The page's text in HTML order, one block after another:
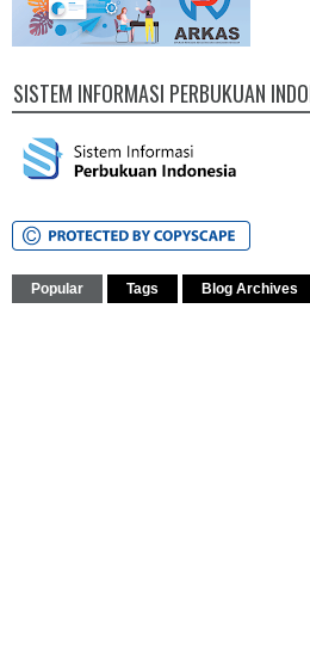
SISTEM INFORMASI PERBUKUAN
Popular Tags Blog Archives